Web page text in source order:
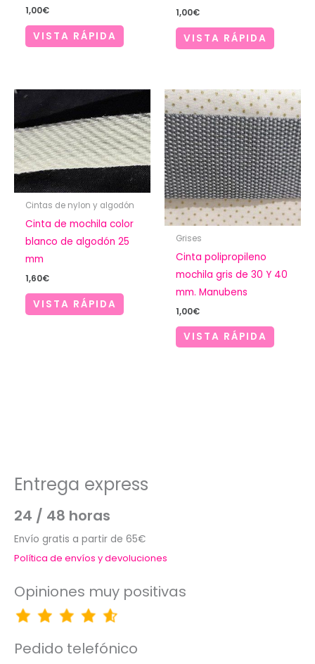
1,00€
VISTA RÁPIDA
1,00€
VISTA RÁPIDA
Cintas de nylon y algodón
Cinta de mochila color
blanco de algodón 25
mm
1,60€
VISTA RÁPIDA
Grises
Cinta polipropileno
mochila gris de 30 Y 40
mm. Manubens
1,00€
VISTA RÁPIDA
Entrega express
24 / 48 horas
Envío gratis a partir de 65€
Política de envíos y devoluciones
Opiniones muy positivas
Pedido telefónico